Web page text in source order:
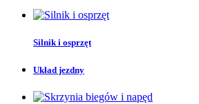
Silnik i osprzęt
Układ jezdny